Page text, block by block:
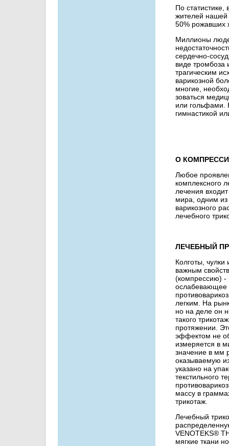
По
жителей нашей
50% рожавших
Миллионы
сердечно-
виде тромбоза
трагическим
варикозной
многие,
зоваться
или гольфами.
гимнастикой
О
Любое
комплексного
лечения
мира, одним
варикозного
лечебного
ЛЕЧЕБНЫЙ
Колготы,
важным
(компрессию) -
ослабевающее
легким. На
но на деле он
такого
протяжении.
эффектом не
измеряется в
значение в мм
оказываемую
указано на
текстильного
массу в
трикотаж.
Лечебный
VENOTEKS®
мягкие ткани